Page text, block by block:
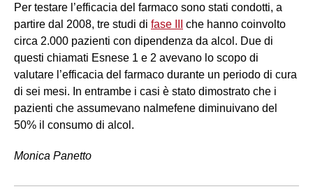
Per testare l’efficacia del farmaco sono stati condotti, a
partire dal 2008, tre studi di fase III
che hanno coinvolto
circa 2.000 pazienti con dipendenza da alcol. Due di
questi chiamati Esnese 1 e 2 avevano lo scopo di
valutare l’efficacia del farmaco durante un periodo di cura
di sei mesi. In entrambe i casi è stato dimostrato che i
pazienti che assumevano nalmefene diminuivano del
50% il consumo di alcol.
Monica Panetto